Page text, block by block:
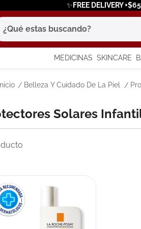
✨FREE DELIVERY
estas buscando?
MEDICINAS SKINCARE
Belleza Y Cuidado De La Piel
Solares
términos más buscados
1. eucerin
6. degraler
7. isdin
8. roche posay